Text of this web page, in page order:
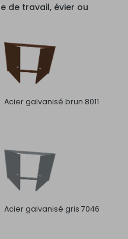
de travail, évier ou
Acier galvanisé brun 8011
Acier galvanisé gris 7046